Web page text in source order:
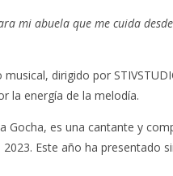
mi abuela que me cuida desde
dirigido por
la energía de la melodía.
Gocha, es una cantante y
2023. Este año ha presentado